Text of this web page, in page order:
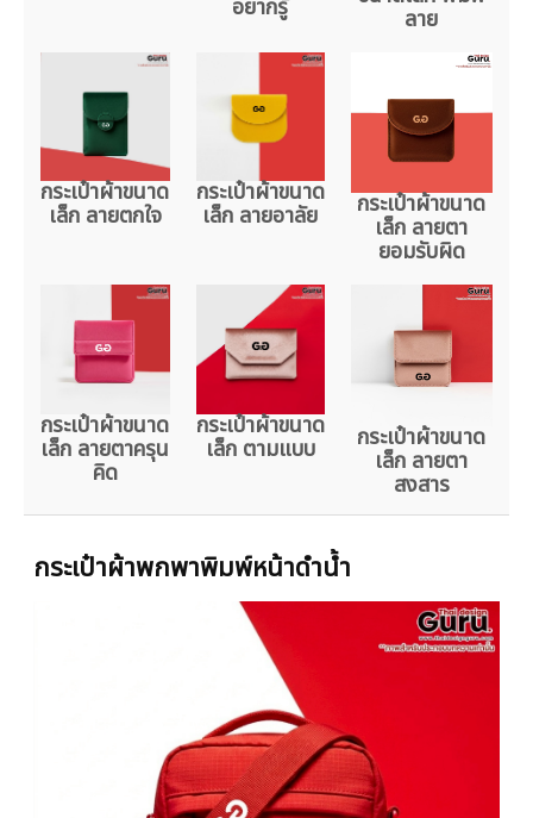
อยากรู้ ลาย
กระเป๋าผ้าขนาด
เล็ก ลายตกใจ
กระเป๋าผ้าขนาด
เล็ก ลายอาลัย กระเป๋าผ้าขนาด
เล็ก ลายตา
ยอมรับผิด
กระเป๋าผ้าขนาด
เล็ก ลายตาครุน
คิด
กระเป๋าผ้าขนาด
เล็ก ตามแบบ กระเป๋าผ้าขนาด
เล็ก ลายตา
สงสาร
กระเป๋าผ้าพกพาพิมพ์หน้าดำน้ำ